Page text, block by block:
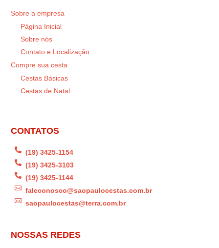
Sobre a empresa
Página Inicial
Sobre nós
Contato e Localização
Compre sua cesta
Cestas Básicas
Cestas de Natal
CONTATOS
 (19) 3425-1154
 (19) 3425-3103
 (19) 3425-1144
 faleconosco@saopaulocestas.com.br
 saopaulocestas@terra.com.br
NOSSAS REDES